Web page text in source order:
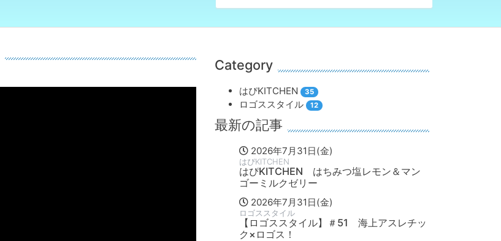
Category
はぴKITCHEN 35
ロゴススタイル 12
最新の記事
2026年7月31日(金)
はぴKITCHEN
はぴKITCHEN はちみつ塩レモン＆マン
ゴーミルクゼリー
2026年7月31日(金)
ロゴススタイル
【ロゴススタイル】＃51 海上アスレチッ
ク×ロゴス！